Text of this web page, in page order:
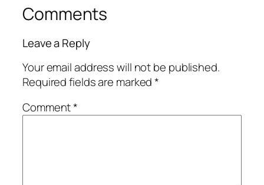
Comments
Leave a Reply
Your email address will not be published.
Required fields are marked*
Comment*